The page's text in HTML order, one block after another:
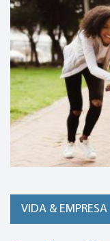
VIDA & EMPRESA